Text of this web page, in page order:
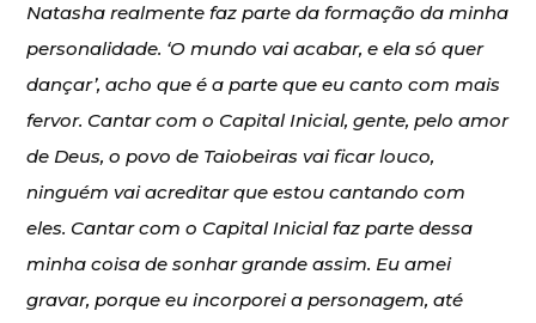
Natasha realmente faz parte da formação da minha
personalidade. ‘O mundo vai acabar, e ela só quer
dançar’, acho que é a parte que eu canto com mais
fervor. Cantar com o Capital Inicial, gente, pelo amor
de Deus, o povo de Taiobeiras vai ficar louco,
ninguém vai acreditar que estou cantando com
eles. Cantar com o Capital Inicial faz parte dessa
minha coisa de sonhar grande assim. Eu amei
gravar, porque eu incorporei a personagem, até